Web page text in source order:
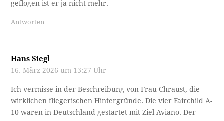
geflogen ist er ja nicht mehr.
Antworten
Hans Siegl
16. März 2026 um 13:27 Uhr
Ich vermisse in der Beschreibung von Frau Chraust, die
wirklichen fliegerischen Hintergründe. Die vier Fairchild A-
10 waren in Deutschland gestartet mit Ziel Aviano. Der